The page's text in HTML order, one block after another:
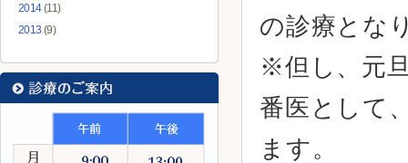
2014(11)
2013 (9)
の診療とな
※但し、元
番医として
ます。